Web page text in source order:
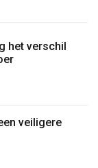
het verschil
veiligere